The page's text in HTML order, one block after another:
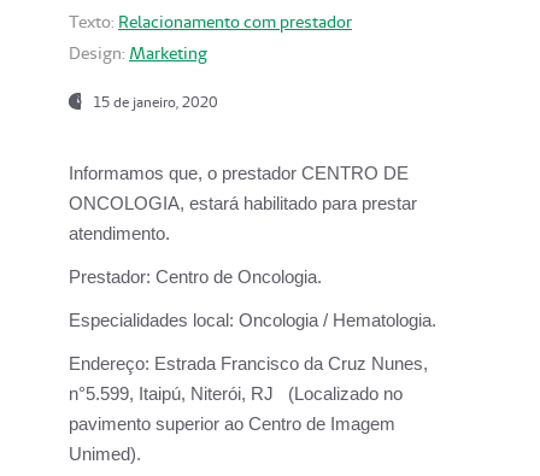
Texto: Relacionamento com prestador
Design: Marketing
15 de janeiro, 2020
Informamos que, o prestador CENTRO DE
ONCOLOGIA, estará habilitado para prestar
atendimento.
Prestador: Centro de Oncologia.
Especialidades local: Oncologia / Hematologia.
Endereço: Estrada Francisco da Cruz Nunes,
n°5.599, Itaipú, Niterói, RJ (Localizado no
pavimento superior ao Centro de Imagem
Unimed).